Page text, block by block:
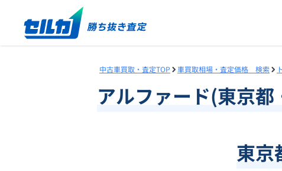
中古車買取・査定TOP 車買取相場・査定価格 検索
アルファード(東京都
東京